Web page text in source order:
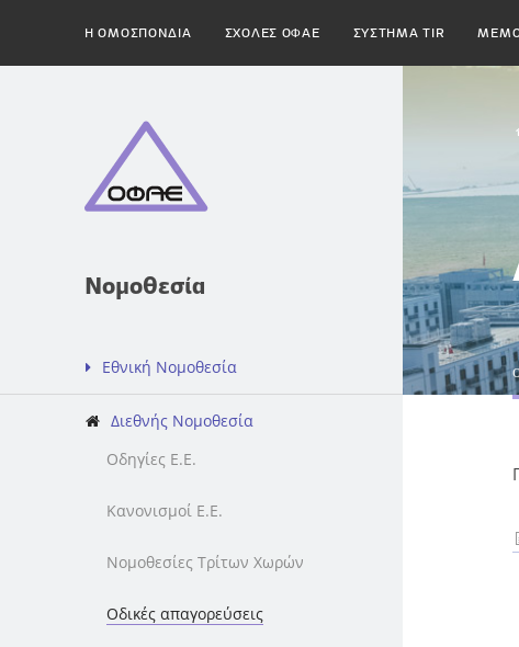
H ΟΜΟΣΠΟΝΔΙΑ ΣΧΟΛΕΣ ΟΦΑΕ ΣΥΣΤΗΜΑ TIR
Νομοθεσία
Εθνική Νομοθεσία
Διεθνής Νομοθεσία
Οδηγίες Ε.Ε.
Κανονισμοί Ε.Ε.
Νομοθεσίες Τρίτων Χωρών
Οδικές απαγορεύσεις